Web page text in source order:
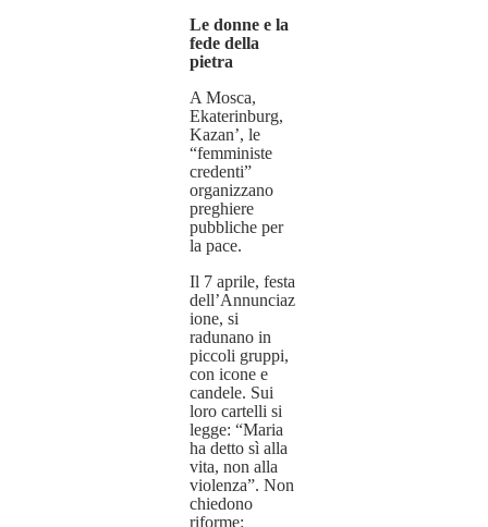
Le donne e la
fede della
pietra
A Mosca,
Ekaterinburg,
Kazan’, le
“femministe
credenti”
organizzano
preghiere
pubbliche per
la pace.
Il 7 aprile, festa
dell’Annunciaz
ione, si
radunano in
piccoli gruppi,
con icone e
candele. Sui
loro cartelli si
legge: “Maria
ha detto sì alla
vita, non alla
violenza”. Non
chiedono
riforme: